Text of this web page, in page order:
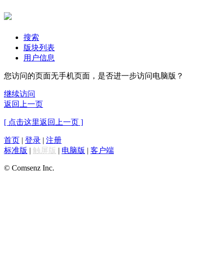
搜索
版块列表
用户信息
您访问的页面无手机页面，是否进一步访问电脑版？
继续访问
返回上一页
[ 点击这里返回上一页 ]
首页 | 登录 | 注册
标准版 | 触屏版 | 电脑版 | 客户端
© Comsenz Inc.